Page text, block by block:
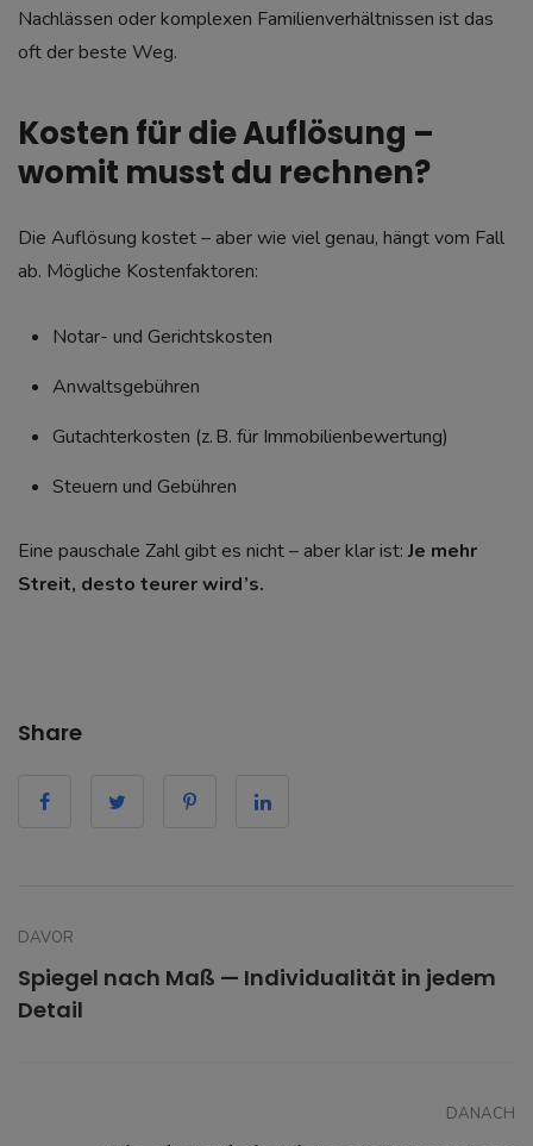
Nachlässen oder komplexen Familienverhältnissen ist das
oft der beste Weg.
Kosten für die Auflösung –
womit musst du rechnen?
Die Auflösung kostet – aber wie viel genau, hängt vom Fall
ab. Mögliche Kostenfaktoren:
Notar- und Gerichtskosten
Anwaltsgebühren
Gutachterkosten (z. B. für Immobilienbewertung)
Steuern und Gebühren
Eine pauschale Zahl gibt es nicht – aber klar ist:Je mehr
Streit, desto teurer wird’s.
Share
DAVOR
Spiegel nach Maß — Individualität in jedem
Detail
DANACH